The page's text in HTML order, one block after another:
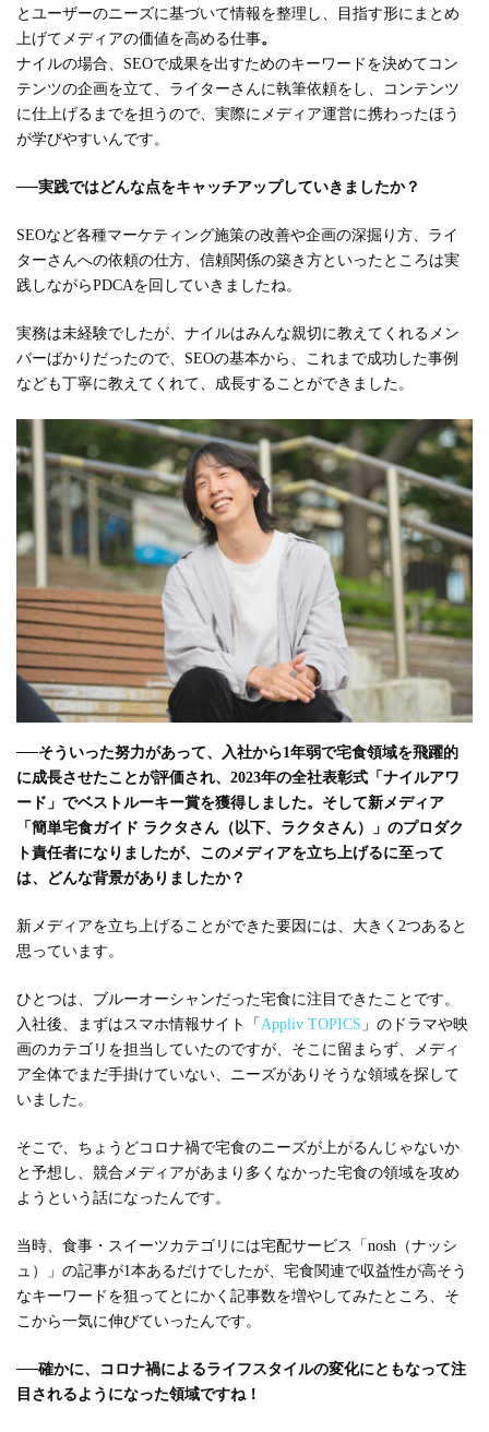
とユーザーのニーズに基づいて情報を整理し、目指す形にまとめ
上げてメディアの価値を高める仕事。
ナイルの場合、SEOで成果を出すためのキーワードを決めてコン
テンツの企画を立て、ライターさんに執筆依頼をし、コンテンツ
に仕上げるまでを担うので、実際にメディア運営に携わったほう
が学びやすいんです。
──実践ではどんな点をキャッチアップしていきましたか？
SEOなど各種マーケティング施策の改善や企画の深掘り方、ライ
ターさんへの依頼の仕方、信頼関係の築き方といったところは実
践しながらPDCAを回していきましたね。
実務は未経験でしたが、ナイルはみんな親切に教えてくれるメン
バーばかりだったので、SEOの基本から、これまで成功した事例
なども丁寧に教えてくれて、成長することができました。
──そういった努力があって、入社から1年弱で宅食領域を飛躍的
に成長させたことが評価され、2023年の全社表彰式「ナイルアワ
ード」でベストルーキー賞を獲得しました。そして新メディア
「簡単宅食ガイド ラクタさん（以下、ラクタさん）」のプロダク
ト責任者になりましたが、このメディアを立ち上げるに至って
は、どんな背景がありましたか？
新メディアを立ち上げることができた要因には、大きく2つあると
思っています。
ひとつは、ブルーオーシャンだった宅食に注目できたことです。
入社後、まずはスマホ情報サイト「 Appliv TOPICS 」のドラマや映
画のカテゴリを担当していたのですが、そこに留まらず、メディ
ア全体でまだ手掛けていない、ニーズがありそうな領域を探して
いました。
そこで、ちょうどコロナ禍で宅食のニーズが上がるんじゃないか
と予想し、競合メディアがあまり多くなかった宅食の領域を攻め
ようという話になったんです。
当時、食事・スイーツカテゴリには宅配サービス「nosh（ナッシ
ュ）」の記事が1本あるだけでしたが、宅食関連で収益性が高そう
なキーワードを狙ってとにかく記事数を増やしてみたところ、そ
こから一気に伸びていったんです。
──確かに、コロナ禍によるライフスタイルの変化にともなって注
目されるようになった領域ですね！